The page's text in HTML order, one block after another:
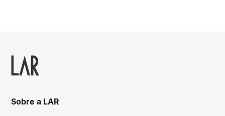
Sobre a LAR